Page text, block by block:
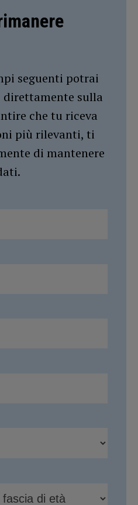
seguenti potrai
direttamente sulla
che tu riceva
più rilevanti, ti
di mantenere